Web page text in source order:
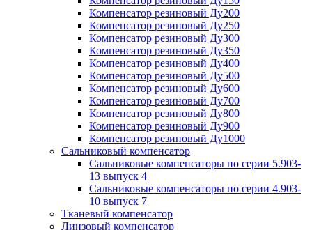
Компенсатор резиновый Ду200
Компенсатор резиновый Ду250
Компенсатор резиновый Ду300
Компенсатор резиновый Ду350
Компенсатор резиновый Ду400
Компенсатор резиновый Ду500
Компенсатор резиновый Ду600
Компенсатор резиновый Ду700
Компенсатор резиновый Ду800
Компенсатор резиновый Ду900
Компенсатор резиновый Ду1000
Сальниковый компенсатор
Сальниковые компенсаторы по серии 5.903-
13 выпуск 4
Сальниковые компенсаторы по серии 4.903-
10 выпуск 7
Тканевый компенсатор
Линзовый компенсатор